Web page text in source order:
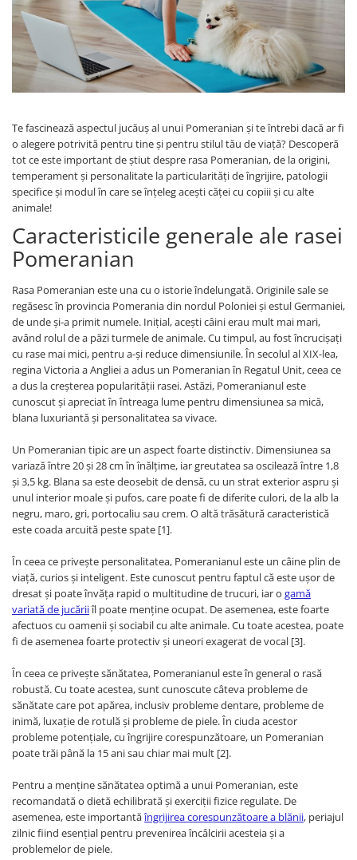
Proteice
Cremoase
Semi-umede
Pernuțe
Îngrijire Câini
Igienă Câini
Șampoane Câini
Antiparazitare Câini
Vitamine Câini
Accesorii Câini
Culcușuri & Saltele Câini
Castroane și Adapatori
Cuști și Genți
Zgărzi, Lese & Hamuri
Jucării Câini
Haine Câini
Pernuțe
Semi-umede
Proteice
Umede
Îngrijire Pisici
Igienă Pisici
Antiparazitare Pisici
Vitamine Pisici
Perii & Piepteni Pisici
Culcușuri & Saltele Pisici
Ansambluri Pisici
Castroane & Adapatori Pisici
Cuști & Genți Pisici
Litiere Pisici
Jucării Pisici
Zgărzi & Hamuri
Te fascinează aspectul jucăuș al unui Pomeranian și te întrebi dacă ar fi
o alegere potrivită pentru tine și pentru stilul tău de viață? Descoperă
tot ce este important de știut despre rasa Pomeranian, de la origini,
temperament și personalitate la particularități de îngrijire, patologii
specifice și modul în care se înțeleg acești căței cu copiii și cu alte
animale!
Caracteristicile generale ale rasei
Pomeranian
Rasa Pomeranian este una cu o istorie îndelungată. Originile sale se
regăsesc în provincia Pomerania din nordul Poloniei și estul Germaniei,
de unde și-a primit numele. Inițial, acești câini erau mult mai mari,
având rolul de a păzi turmele de animale. Cu timpul, au fost încrucișați
cu rase mai mici, pentru a-și reduce dimensiunile. În secolul al XIX-lea,
regina Victoria a Angliei a adus un Pomeranian în Regatul Unit, ceea ce
a dus la creșterea popularității rasei. Astăzi, Pomeranianul este
cunoscut și apreciat în întreaga lume pentru dimensiunea sa mică,
blana luxuriantă și personalitatea sa vivace.
Un Pomeranian tipic are un aspect foarte distinctiv. Dimensiunea sa
variază între 20 și 28 cm în înălțime, iar greutatea sa oscilează între 1,8
și 3,5 kg. Blana sa este deosebit de densă, cu un strat exterior aspru și
unul interior moale și pufos, care poate fi de diferite culori, de la alb la
negru, maro, gri, portocaliu sau crem. O altă trăsătură caracteristică
este coada arcuită peste spate [1].
În ceea ce privește personalitatea, Pomeranianul este un câine plin de
viață, curios și inteligent. Este cunoscut pentru faptul că este ușor de
dresat și poate învăța rapid o multitudine de trucuri, iar o gamă
variată de jucăriiîl poate menține ocupat. De asemenea, este foarte
afectuos cu oamenii și sociabil cu alte animale. Cu toate acestea, poate
fi de asemenea foarte protectiv și uneori exagerat de vocal [3].
În ceea ce privește sănătatea, Pomeranianul este în general o rasă
robustă. Cu toate acestea, sunt cunoscute câteva probleme de
sănătate care pot apărea, inclusiv probleme dentare, probleme de
inimă, luxație de rotulă și probleme de piele. În ciuda acestor
probleme potențiale, cu îngrijire corespunzătoare, un Pomeranian
poate trăi până la 15 ani sau chiar mai mult [2].
Pentru a menține sănătatea optimă a unui Pomeranian, este
recomandată o dietă echilibrată și exerciții fizice regulate. De
asemenea, este importantăîngrijirea corespunzătoare a blănii, periajul
zilnic fiind esențial pentru prevenirea încâlcirii acesteia și a
problemelor de piele.